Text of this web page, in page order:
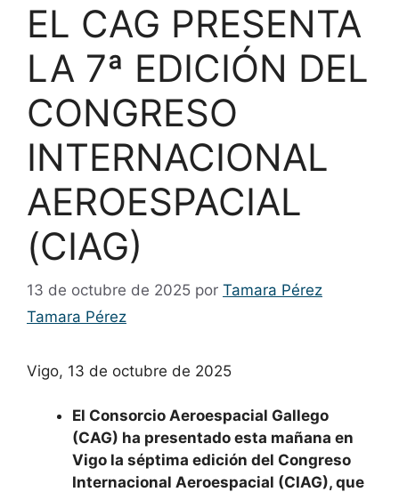
EL CAG PRESENTA
LA 7ª EDICIÓN DEL
CONGRESO
INTERNACIONAL
AEROESPACIAL
(CIAG)
13 de octubre de 2025 por Tamara Pérez
Tamara Pérez
Vigo, 13 de octubre de 2025
El Consorcio Aeroespacial Gallego
(CAG) ha presentado esta mañana en
Vigo la séptima edición del Congreso
Internacional Aeroespacial (CIAG), que